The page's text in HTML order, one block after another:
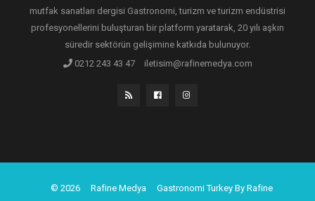
mutfak sanatları dergisi Gastronomi, turizm ve turizm endüstrisi
profesyonellerini buluşturan bir platform yaratarak, 20 yılı aşkın
süredir sektörün gelişimine katkıda bulunuyor.
0212 243 43 47
iletisim@rafinemedya.com
© 2026 Rafine Medya Gastronomi Turkey By Rafine